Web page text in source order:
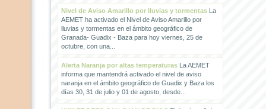
Nivel de Aviso Amarillo por lluvias y tormentasLa
AEMET ha activado el Nivel de Aviso Amarillo por
lluvias y tormentas en el ámbito geográfico de
Granada- Guadix - Baza para hoy viernes, 25 de
octubre, con una...
Alerta Naranja por altas temperaturasLa AEMET
informa que mantendrá activado el nivel de aviso
naranja en el ámbito geográfico de Guadix y Baza los
días 30, 31 de julio y 01 de agosto, desde...